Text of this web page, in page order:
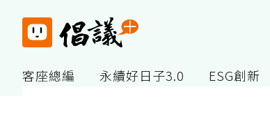
客座總編 永續好日子3.0 ESG創新